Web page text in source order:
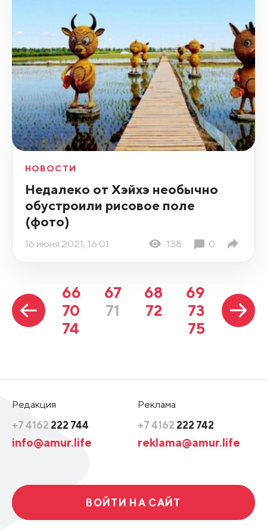
НОВОСТИ
Недалеко от Хэйхэ необычно
обустроили рисовое поле
(фото)
16 июня 2021, 16:01 138 0
66 67 68
69
70
71 72
73
74
75
Редакция
+7 4162 222 744
info@amur.life
Реклама
+7 4162 222 742
reklama@amur.life
ВОЙТИ НА САЙТ